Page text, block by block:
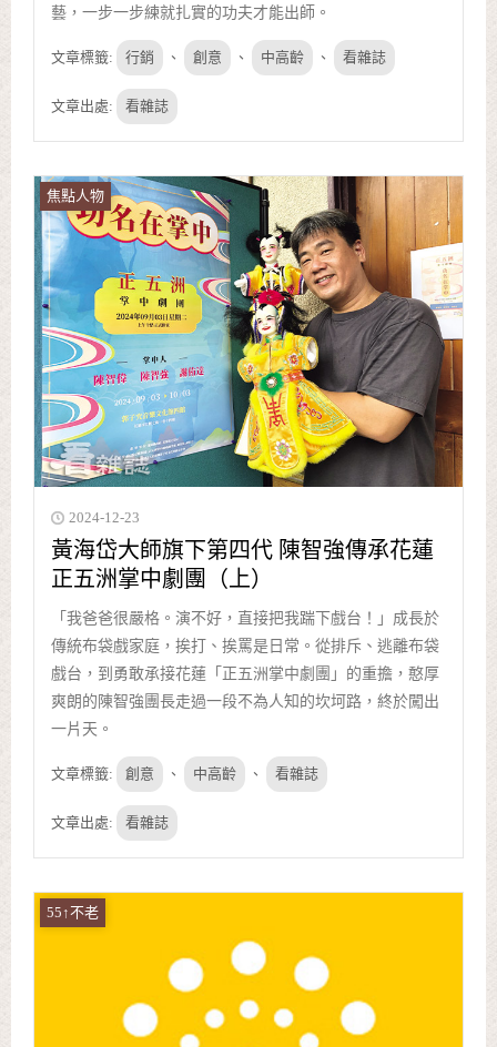
藝，一步一步練就扎實的功夫才能出師。
文章標籤: 行銷 、 創意 、 中高齡 、 看雜誌
文章出處: 看雜誌
焦點人物
2024-12-23
黃海岱大師旗下第四代 陳智強傳承花蓮
正五洲掌中劇團（上）
「我爸爸很嚴格。演不好，直接把我踹下戲台！」成長於
傳統布袋戲家庭，挨打、挨罵是日常。從排斥、逃離布袋
戲台，到勇敢承接花蓮「正五洲掌中劇團」的重擔，憨厚
爽朗的陳智強團長走過一段不為人知的坎坷路，終於闖出
一片天。
文章標籤: 創意 、 中高齡 、 看雜誌
文章出處: 看雜誌
55↑不老